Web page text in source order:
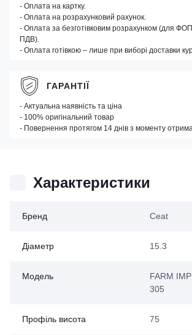
Характеристики
Бренд Ceat
Діаметр 15.3
Модель
FARM
305
Профіль висота 75
- Оплата на картку.
- Оплата на розрахунковий рахунок.
- Оплата за безготівковим розрахунком (для
ПДВ).
- Оплата готівкою – лише при виборі доставки
ГАРАНТІЇ
- Актуальна наявність та ціна
- 100% оригінальний товар
- Повернення протягом 14 днів з моменту